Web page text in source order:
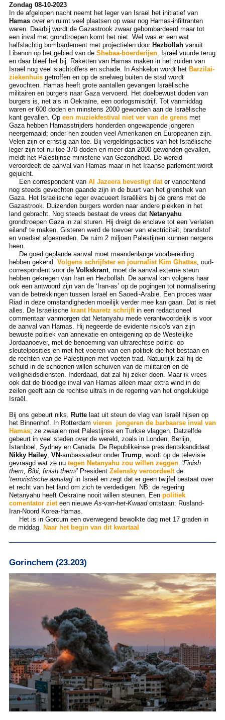
Zondag 08-10-2023
In de afgelopen nacht neemt het leger van Israël het initiatief van
Hamasover en ruimt veel plaatsen op waar nog Hamas-infiltranten
waren. Daarbij wordt de Gazastrook zwaar gebombardeerd maar tot
een inval met grondtroepen komt het niet. Wel was er een wat
halfslachtig bombardement met projectielen door Hezbollahvanuit
Libanon op het gebied van de Shebaa-boerderijen. Israël vuurde terug
en daar bleef het bij. Raketten van Hamas maken in het zuiden van
Israël nog veel slachtoffers en schade. In Ashkelon wordt het Barzilai-
ziekenhuisgetroffen en op de snelweg buiten de stad wordt
gevochten. Hamas heeft grote aantallen gevangen Israëlische
militairen en burgers naar Gaza vervoerd. Het doelbewust doden van
burgers is, net als in Oekraïne, een oorlogsmisdrijf. Tot vanmiddag
waren er 600 doden en minstens 2000 gewonden aan de Israëlische
kant gevallen. Op een muziekfestival niet ver van de grensmet
Gaza hebben Hamasstrijders honderden ongewapende jongeren
neergemaaid; onder hen zouden veel Amerikanen en Europeanen zijn.
Velen zijn er ernstig aan toe. Bij vergeldingsacties van het Israëlische
leger zijn tot nu toe 370 doden en meer dan 2000 gewonden gevallen,
meldt het Palestijnse ministerie van Gezondheid. De wereld
veroordeelt de aanval van Hamas maar in het Iraanse parlement wordt
gejuicht.
Een correspondent van Al Jazeera bevestigt dater vanochtend
nog steeds gevechten gaande zijn in de buurt van het grenshek van
Gaza. Het Israëlische leger evacueert Israëliërs bij de grens met de
Gazastrook. Duizenden burgers worden naar andere plekken in het
land gebracht. Nog steeds bestaat de vrees dat Netanyahu
grondtroepen Gaza in zal sturen. Hij dreigt de enclave tot een 'verlaten
eiland' te maken. Gisteren werd de toevoer van electriciteit, brandstof
en voedsel afgesneden. De ruim 2 miljoen Palestijnen kunnen nergens
heen.
De goed geplande aanval moet maandenlange voorbereiding
hebben gekend. Volgens schrijfster en journalist Kim Ghattas, oud-
correspondent voor de Volkskrant, moet de aanval externe steun
hebben gekregen van Iran en Hezbollah. De aanval kan volgens haar
ook een antwoord zijn van de ‘Iran-as’ op de pogingen tot normalisering
van de betrekkingen tussen Israël en Saoedi-Arabië. Een proces waar
Riad in deze omstandigheden moeilijk verder mee kan gaan. Dat is niet
alles. De Israëlische krant Haaretz schrijftin een redactioneel
commentaar vanmorgen dat Netanyahu mede verantwoordelijk is voor
de aanval van Hamas. Hij negeerde de evidente risico's van zijn
bewuste politiek van annexatie en onteigening op de Westelijke
Jordaanoever, met de benoeming van ultrarechtse politici op
sleutelposities en met het voeren van een politiek die het bestaan en
de rechten van de Palestijnen met voeten trad. Natuurlijk zal hij de
schuld in de schoenen willen schuiven van de militairen en de
veiligheidsdiensten. Inderdaad, dat zal hij zeker doen. Maar ik vrees
ook dat de bloedige inval van Hamas alleen maar extra wind in de
zeilen geeft aan de rechtse ultra's in de regering van het ongelukkige
Israël.
Bij ons gebeurt niks. Ruttelaat uit steun de vlag van Israël hijsen op
het Binnenhof. In Rotterdam vieren jongeren de barbaarse inval van
Hamas; ze zwaaien met Palestijnse en Turkse vlaggen. Datzelfde
gebeurt in veel steden over de wereld, zoals in Londen, Berlijn,
Istanboel, Sydney en Canada. De Republikeinse presidentskandidaat
Nikky Hailey, VN-ambassadeur onder Trump, wordt op de televisie
gevraagd wat ze nu tegen Netanyahu zou willen zeggen. 'Finish
them, Bibi, finish them!' President Zelensky veroordeeltde
'terroristische aanslag' in Israël en zegt dat er geen twijfel bestaat over
et recht van het land om zich te verdedigen. NB: de regering
Netanyahu heeft Oekraïne nooit willen steunen. Een politiek
comentator zieteen nieuwe As-van-het-Kwaadontstaan: Rusland-
Iran-Noord Korea-Hamas.
Het is in Gorcum een overwegend bewolkte dag met 17 graden in
de middag. Naar het begin van dit kwartaal
Gorinchem (23.203)